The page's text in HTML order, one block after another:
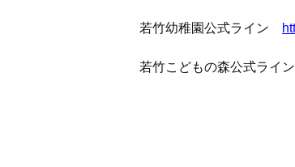
若竹幼稚園公式ライン
若竹こどもの森公式ライ